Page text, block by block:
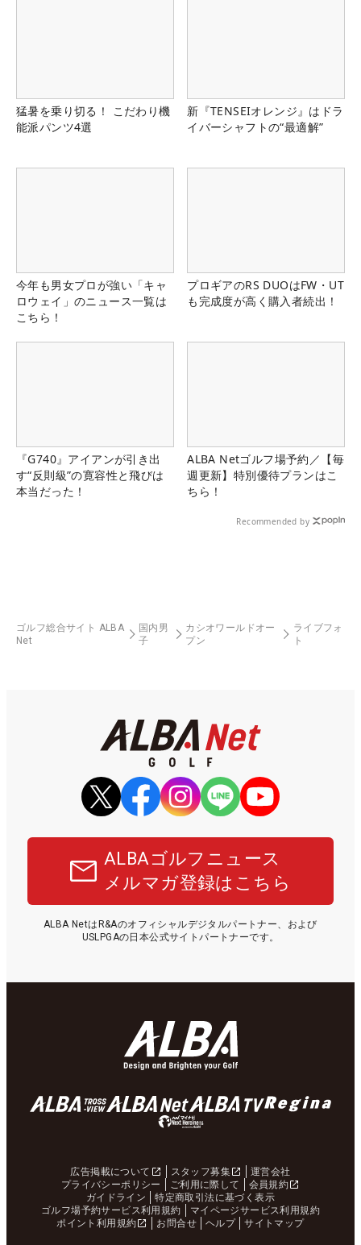
猛暑を乗り切る！ こだわり機
能派パンツ4選
新『TENSEIオレンジ』はドラ
イバーシャフトの“最適解”
今年も男女プロが強い「キャ
ロウェイ」のニュース一覧は
こちら！
プロギアのRS DUOはFW・UT
も完成度が高く購入者続出！
『G740』アイアンが引き出
す“反則級”の寛容性と飛びは
本当だった！
ALBA Netゴルフ場予約／【毎
週更新】特別優待プランはこ
ちら！
Recommended by
ゴルフ総合サイト ALBA
Net
国内男
子
カシオワールドオー
プン
ライブフォ
ト
ALBAゴルフニュース
メルマガ登録はこちら
ALBA NetはR&Aのオフィシャルデジタルパートナー、および
USLPGAの日本公式サイトパートナーです。
広告掲載について スタッフ募集
運営会社
プライバシーポリシー
ご利用に際して
会員規約
ガイドライン
特定商取引法に基づく表示
ゴルフ場予約サービス利用規約
マイページサービス利用規約
ポイント利用規約
お問合せ ヘルプ サイトマップ